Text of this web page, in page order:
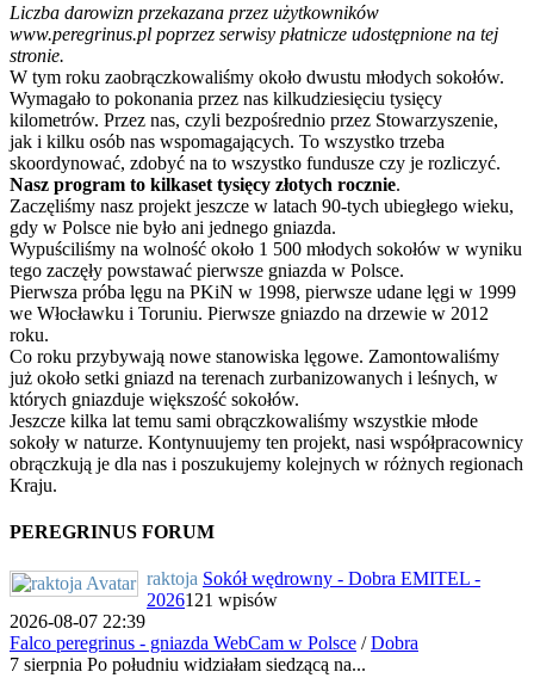
Liczba darowizn przekazana przez użytkowników
www.peregrinus.pl poprzez serwisy płatnicze udostępnione na tej
stronie.
W tym roku zaobrączkowaliśmy około dwustu młodych sokołów.
Wymagało to pokonania przez nas kilkudziesięciu tysięcy
kilometrów. Przez nas, czyli bezpośrednio przez Stowarzyszenie,
jak i kilku osób nas wspomagających. To wszystko trzeba
skoordynować, zdobyć na to wszystko fundusze czy je rozliczyć.
Nasz program to kilkaset tysięcy złotych rocznie.
Zaczęliśmy nasz projekt jeszcze w latach 90-tych ubiegłego wieku,
gdy w Polsce nie było ani jednego gniazda.
Wypuściliśmy na wolność około 1 500 młodych sokołów w wyniku
tego zaczęły powstawać pierwsze gniazda w Polsce.
Pierwsza próba lęgu na PKiN w 1998, pierwsze udane lęgi w 1999
we Włocławku i Toruniu. Pierwsze gniazdo na drzewie w 2012
roku.
Co roku przybywają nowe stanowiska lęgowe. Zamontowaliśmy
już około setki gniazd na terenach zurbanizowanych i leśnych, w
których gniazduje większość sokołów.
Jeszcze kilka lat temu sami obrączkowaliśmy wszystkie młode
sokoły w naturze. Kontynuujemy ten projekt, nasi współpracownicy
obrączkują je dla nas i poszukujemy kolejnych w różnych regionach
Kraju.
PEREGRINUS FORUM
raktoja Sokół wędrowny - Dobra EMITEL -
2026121 wpisów
2026-08-07 22:39
Falco peregrinus - gniazda WebCam w Polsce /Dobra
7 sierpnia Po południu widziałam siedzącą na...